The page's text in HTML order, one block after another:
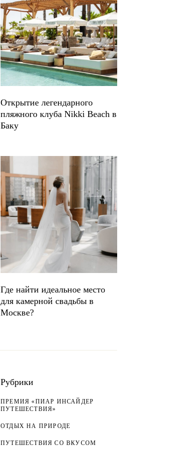
Открытие легендарного
пляжного клуба Nikki Beach в
Баку
Где найти идеальное место
для камерной свадьбы в
Москве?
Рубрики
ПРЕМИЯ «ПИАР ИНСАЙДЕР
ПУТЕШЕСТВИЯ»
ОТДЫХ НА ПРИРОДЕ
ПУТЕШЕСТВИЯ СО ВКУСОМ